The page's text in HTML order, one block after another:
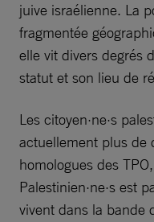
juive israélienne. La
fragmentée
elle vit divers degrés
statut et son lieu de
Les citoyen·ne·s
actuellement plus de
homologues des
Palestinien·ne·s est
vivent dans la bande